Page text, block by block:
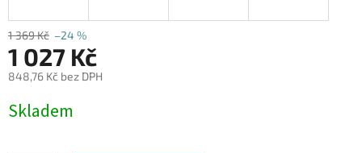
1 369 Kč –24 %
1 027 Kč
848,76 Kč bez DPH
cena:
Skladem